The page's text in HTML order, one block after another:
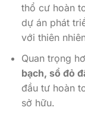
thổ cư hoàn
dự án phát
với thiên
Quan trọng
bạch, sổ đỏ
đầu tư hoàn
sở hữu.